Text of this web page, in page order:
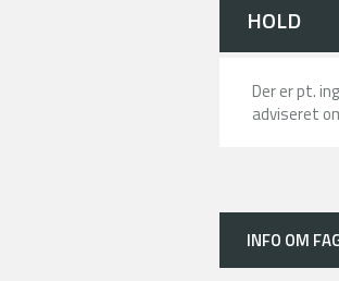
HOLD
Der er pt.
adviseret
INFO OM